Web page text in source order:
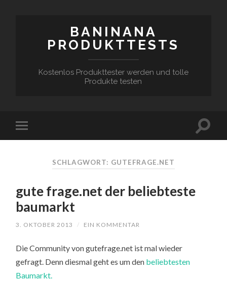
BANINANA
PRODUKTTESTS
Kostenlos Produkttester werden und tolle
Produkte testen
SCHLAGWORT: GUTEFRAGE.NET
gute frage.net der beliebteste
baumarkt
3. OKTOBER 2013 / EIN KOMMENTAR
Die Community von gutefrage.net ist mal wieder
gefragt. Denn diesmal geht es um den beliebtesten
Baumarkt.